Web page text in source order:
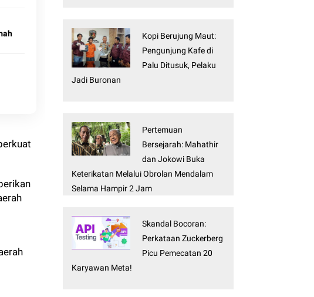
Kopi Berujung Maut:
Pengunjung Kafe di
Palu Ditusuk, Pelaku
Jadi Buronan
Pertemuan
Bersejarah: Mahathir
dan Jokowi Buka
Keterikatan Melalui Obrolan Mendalam
Selama Hampir 2 Jam
Skandal Bocoran:
Perkataan Zuckerberg
Picu Pemecatan 20
Karyawan Meta!